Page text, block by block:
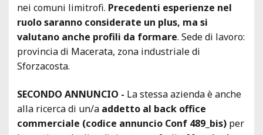
nei comuni limitrofi. Precedenti esperienze nel
ruolo saranno considerate un plus, ma si
valutano anche profili da formare. Sede di lavoro:
provincia di Macerata, zona industriale di
Sforzacosta.
SECONDO ANNUNCIO - La stessa azienda è anche
alla ricerca di un/a addetto al back office
commerciale (codice annuncio Conf 489_bis) per